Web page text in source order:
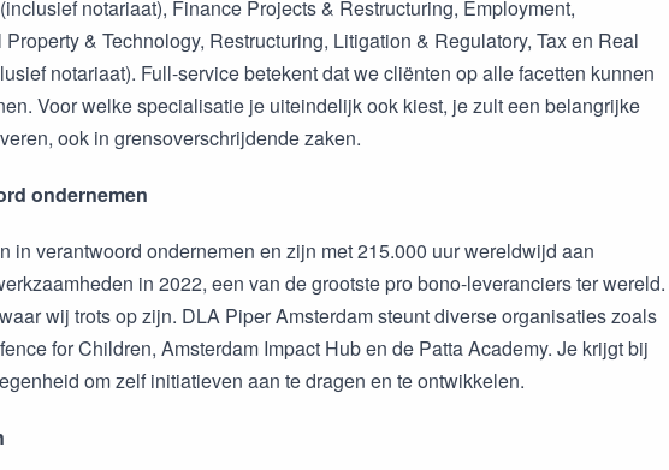
notariaat), Finance Projects & Restructuring, Employment,
Property & Technology, Restructuring, Litigation & Regulatory, Tax en Real
notariaat). Full-service betekent dat we cliënten op alle facetten kunnen
Voor welke specialisatie je uiteindelijk ook kiest, je zult een belangrijke
ook in grensoverschrijdende zaken.
ondernemen
in verantwoord ondernemen en zijn met 215.000 uur wereldwijd aan
in 2022, een van de grootste pro bono-leveranciers ter wereld.
wij trots op zijn. DLA Piper Amsterdam steunt diverse organisaties zoals
for Children, Amsterdam Impact Hub en de Patta Academy. Je krijgt bij
om zelf initiatieven aan te dragen en te ontwikkelen.